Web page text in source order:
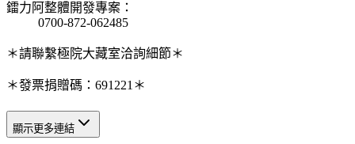
鐳力阿整體開發專案 ：
0700-872-062485
＊請聯繫極院大藏室洽詢細節＊
＊發票捐贈碼：691221＊
顯示更多連結